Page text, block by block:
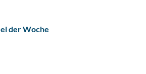
der Woche